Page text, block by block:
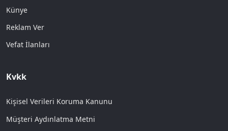
Künye
Reklam Ver
Vefat İlanları
Kvkk
Kişisel Verileri Koruma Kanunu
Müşteri Aydınlatma Metni